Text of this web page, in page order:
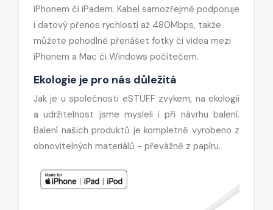
iPhonem či iPadem. Kabel samozřejmě podporuje
i datový přenos rychlostí až 480Mbps, takže
můžete pohodlně přenášet fotky či videa mezi
iPhonem a Mac či Windows počítečem.
Ekologie je pro nás důležitá
Jak je u společnosti eSTUFF zvykem, na ekologii
a udržitelnost jsme mysleli i při návrhu balení.
Balení našich produktů je kompletně vyrobeno z
obnovitelných materiálů - převážně z papíru.